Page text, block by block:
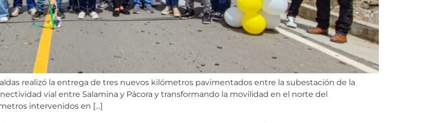
realizó la entrega de tres nuevos kilómetros pavimentados entre la subestación de la
vial entre Salamina y Pácora y transformando la movilidad en el norte del
intervenidos en […]